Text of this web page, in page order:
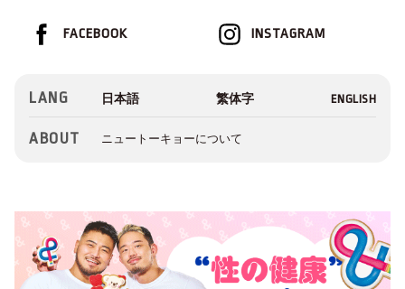
INSTAGRAM
FACEBOOK
LANG
ABOUT ニュートーキョーについて